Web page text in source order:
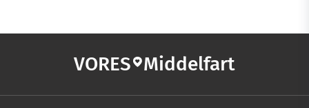
VORES Middelfart